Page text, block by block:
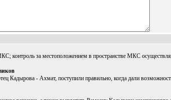
контроль за местоположением в пространстве МКС
Кадырова - Ахмат, поступили правильно, когда дали